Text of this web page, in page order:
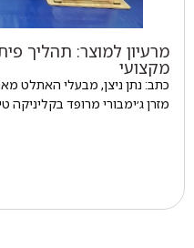
מרעיון למוצר: תהליך
מקצועי
כתב: נתן ניצן, מבעלי האתלט
מזרן ג׳ימבורי מרופד בקליניקה